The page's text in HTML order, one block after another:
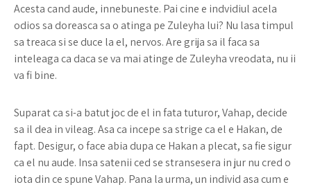
Acesta cand aude, innebuneste. Pai cine e indvidiul acela
odios sa doreasca sa o atinga pe Zuleyha lui? Nu lasa timpul
sa treaca si se duce la el, nervos. Are grija sa il faca sa
inteleaga ca daca se va mai atinge de Zuleyha vreodata, nu ii
va fi bine.
Suparat ca si-a batut joc de el in fata tuturor, Vahap, decide
sa il dea in vileag. Asa ca incepe sa strige ca el e Hakan, de
fapt. Desigur, o face abia dupa ce Hakan a plecat, sa fie sigur
ca el nu aude. Insa satenii ced se stransesera in jur nu cred o
iota din ce spune Vahap. Pana la urma, un individ asa cum e